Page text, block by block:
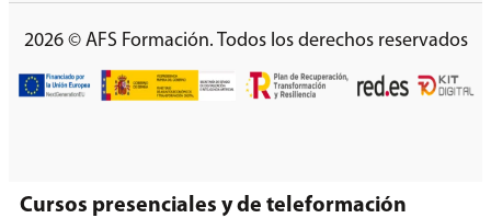
2026 © AFS Formación. Todos los derechos reservados
Cursos presenciales y de teleformación